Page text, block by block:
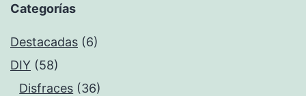
Categorías
Destacadas (6)
DIY (58)
Disfraces (36)